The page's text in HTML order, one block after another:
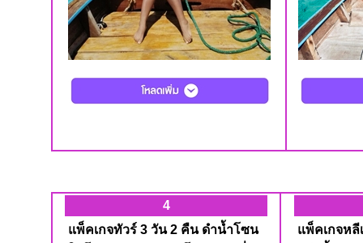
4
แพ็คเกจทัวร์ 3 วัน 2 คืน ดำน้ำโซน
แพ็คเกจหลี